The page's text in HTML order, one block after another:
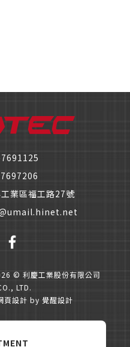
業區福工路27號
© 利慶工業股份有限公司
LTD.
頁設計 by 覺醒設計